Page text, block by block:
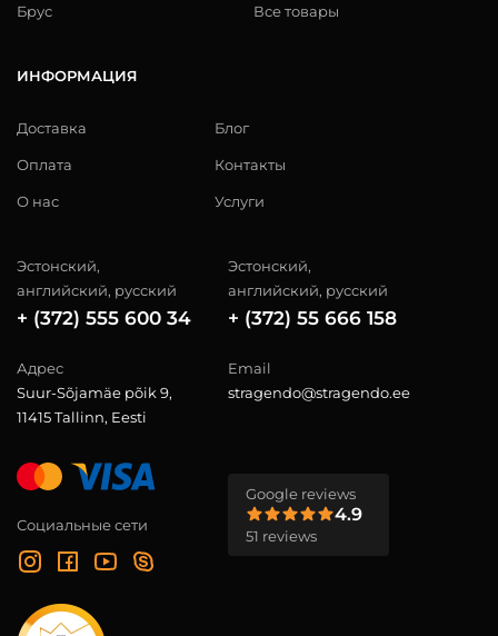
Брус Все товары
ИНФОРМАЦИЯ
Доставка
Оплата
О нас
Блог
Контакты
Услуги
Эстонский,
английский, русский
+ (372) 555 600 34
Эстонский,
английский, русский
+ (372) 55 666 158
Адрес
Suur-Sõjamäe põik 9,
11415 Tallinn, Eesti
Email
stragendo@stragendo.ee
Социальные сети
Google reviews
4.9
51 reviews